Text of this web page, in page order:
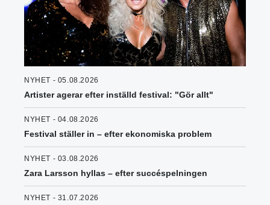
NYHET - 05.08.2026
Artister agerar efter inställd festival: "Gör allt"
NYHET - 04.08.2026
Festival ställer in – efter ekonomiska problem
NYHET - 03.08.2026
Zara Larsson hyllas – efter succéspelningen
NYHET - 31.07.2026